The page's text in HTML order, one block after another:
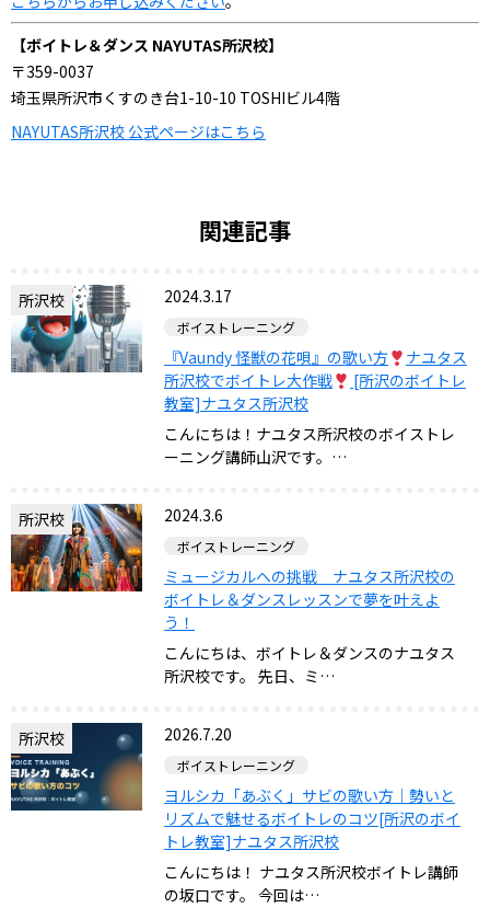
【ボイトレ＆ダンス NAYUTAS所沢校】
〒359-0037
埼玉県所沢市くすのき台1-10-10 TOSHIビル4階
NAYUTAS所沢校 公式ページはこちら
関連記事
所沢校 2024.3.17
ボイストレーニング
『Vaundy 怪獣の花唄』の歌い方
ナユタス
所沢校でボイトレ大作戦
[所沢のボイトレ
教室]ナユタス所沢校
こんにちは！ナユタス所沢校のボイストレ
ーニング講師山沢です。…
所沢校 2024.3.6
ボイストレーニング
ミュージカルへの挑戦 ナユタス所沢校の
ボイトレ＆ダンスレッスンで夢を叶えよ
う！
こんにちは、ボイトレ＆ダンスのナユタス
所沢校です。 先日、ミ…
所沢校 2026.7.20
ボイストレーニング
ヨルシカ「あぶく」サビの歌い方｜勢いと
リズムで魅せるボイトレのコツ[所沢のボイ
トレ教室]ナユタス所沢校
こんにちは！ ナユタス所沢校ボイトレ講師
の坂口です。 今回は…